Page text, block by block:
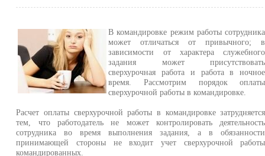
В командировке режим работы сотрудника
может отличаться от привычного; в
зависимости от характера служебного
задания может присутствовать
сверхурочная работа и работа в ночное
время. Рассмотрим порядок оплаты
сверхурочной работы в командировке.
Расчет оплаты сверхурочной работы в командировке затрудняется
тем, что работодатель не может контролировать деятельность
сотрудника во время выполнения задания, а в обязанности
принимающей стороны не входит учет сверхурочной работы
командированных.